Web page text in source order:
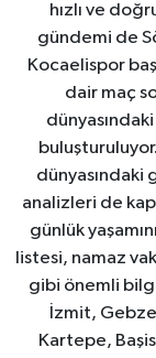
hızlı ve
gündemi de
Kocaelispor
dair maç
dünyasındaki
analizleri de
günlük
listesi, namaz
gibi önemli
İzmit,
Kartepe,